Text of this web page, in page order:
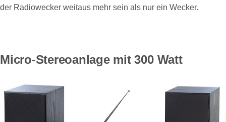
der Radiowecker weitaus mehr sein als nur ein Wecker.
Micro-Stereoanlage mit 300 Watt